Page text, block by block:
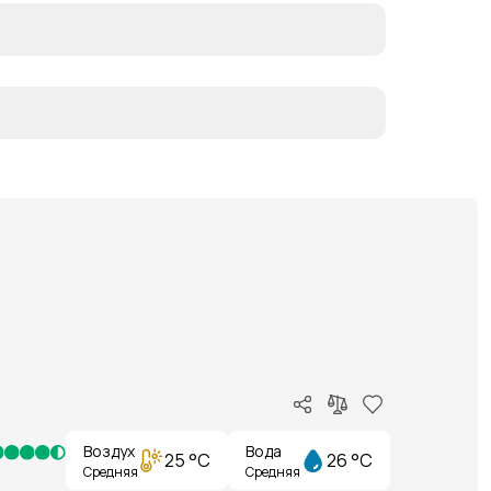
Воздух
Средняя 25 °C Вода
Средняя 26 °C